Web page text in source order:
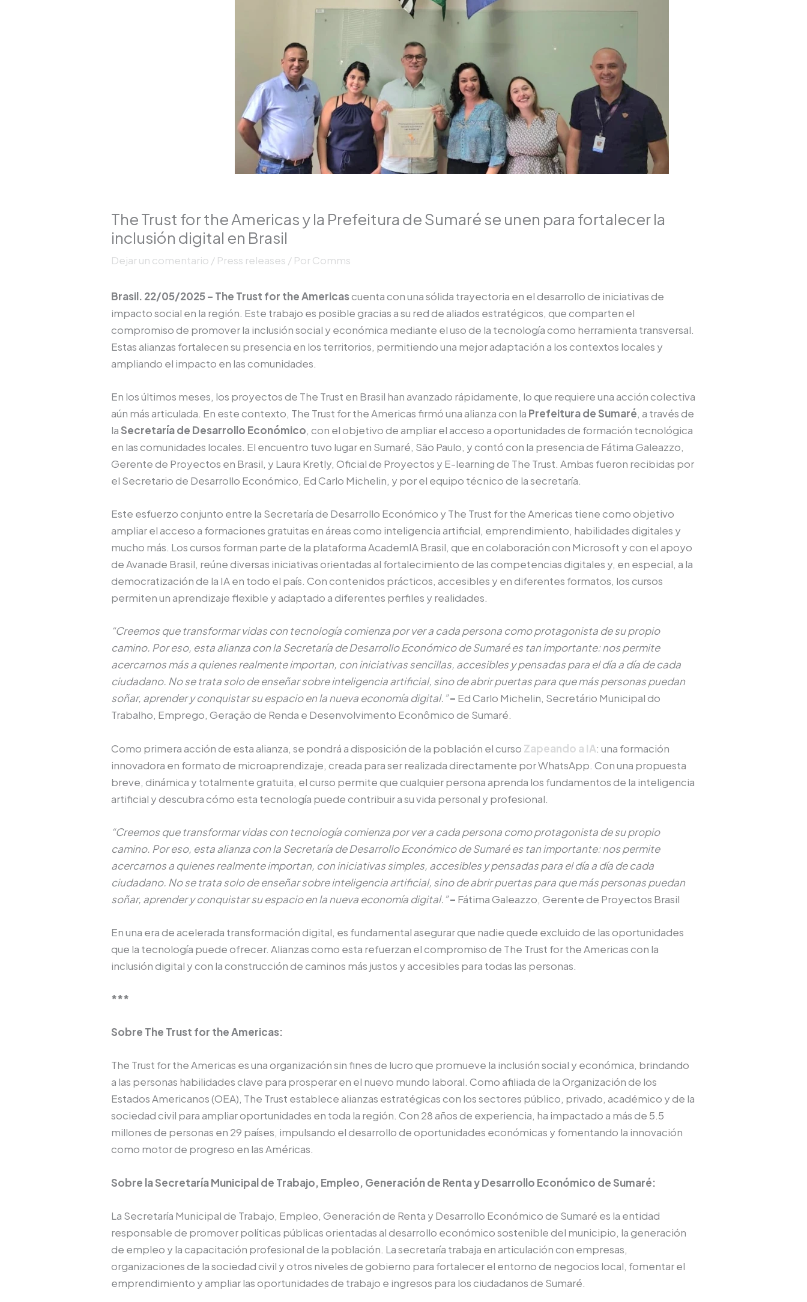
The Trust for the Americas y la Prefeitura de Sumaré se unen para fortalecer la
inclusión digital en Brasil
Dejar un comentario / Press releases / PorComms
Brasil. 22/05/2025 – The Trust for the Americascuenta con una sólida trayectoria en el desarrollo de iniciativas de
impacto social en la región. Este trabajo es posible gracias a su red de aliados estratégicos, que comparten el
compromiso de promover la inclusión social y económica mediante el uso de la tecnología como herramienta transversal.
Estas alianzas fortalecen su presencia en los territorios, permitiendo una mejor adaptación a los contextos locales y
ampliando el impacto en las comunidades.
En los últimos meses, los proyectos de The Trust en Brasil han avanzado rápidamente, lo que requiere una acción colectiva
aún más articulada. En este contexto, The Trust for the Americas firmó una alianza con la Prefeitura de Sumaré, a través de
laSecretaría de Desarrollo Económico, con el objetivo de ampliar el acceso a oportunidades de formación tecnológica
en las comunidades locales. El encuentro tuvo lugar en Sumaré, São Paulo, y contó con la presencia de Fátima Galeazzo,
Gerente de Proyectos en Brasil, y Laura Kretly, Oficial de Proyectos y E-learning de The Trust. Ambas fueron recibidas por
el Secretario de Desarrollo Económico, Ed Carlo Michelin, y por el equipo técnico de la secretaría.
Este esfuerzo conjunto entre la Secretaría de Desarrollo Económico y The Trust for the Americas tiene como objetivo
ampliar el acceso a formaciones gratuitas en áreas como inteligencia artificial, emprendimiento, habilidades digitales y
mucho más. Los cursos forman parte de la plataforma AcademIA Brasil, que en colaboración con Microsoft y con el apoyo
de Avanade Brasil, reúne diversas iniciativas orientadas al fortalecimiento de las competencias digitales y, en especial, a la
democratización de la IA en todo el país. Con contenidos prácticos, accesibles y en diferentes formatos, los cursos
permiten un aprendizaje flexible y adaptado a diferentes perfiles y realidades.
“Creemos que transformar vidas con tecnología comienza por ver a cada persona como protagonista de su propio
camino. Por eso, esta alianza con la Secretaría de Desarrollo Económico de Sumaré es tan importante: nos permite
acercarnos más a quienes realmente importan, con iniciativas sencillas, accesibles y pensadas para el día a día de cada
ciudadano. No se trata solo de enseñar sobre inteligencia artificial, sino de abrir puertas para que más personas puedan
soñar, aprender y conquistar su espacio en la nueva economía digital.”– Ed Carlo Michelin, Secretário Municipal do
Trabalho, Emprego, Geração de Renda e Desenvolvimento Econômico de Sumaré.
Como primera acción de esta alianza, se pondrá a disposición de la población el curso Zapeando a IA: una formación
innovadora en formato de microaprendizaje, creada para ser realizada directamente por WhatsApp. Con una propuesta
breve, dinámica y totalmente gratuita, el curso permite que cualquier persona aprenda los fundamentos de la inteligencia
artificial y descubra cómo esta tecnología puede contribuir a su vida personal y profesional.
“Creemos que transformar vidas con tecnología comienza por ver a cada persona como protagonista de su propio
camino. Por eso, esta alianza con la Secretaría de Desarrollo Económico de Sumaré es tan importante: nos permite
acercarnos a quienes realmente importan, con iniciativas simples, accesibles y pensadas para el día a día de cada
ciudadano. No se trata solo de enseñar sobre inteligencia artificial, sino de abrir puertas para que más personas puedan
soñar, aprender y conquistar su espacio en la nueva economía digital.”– Fátima Galeazzo, Gerente de Proyectos Brasil
En una era de acelerada transformación digital, es fundamental asegurar que nadie quede excluido de las oportunidades
que la tecnología puede ofrecer. Alianzas como esta refuerzan el compromiso de The Trust for the Americas con la
inclusión digital y con la construcción de caminos más justos y accesibles para todas las personas.
***
Sobre The Trust for the Americas:
The Trust for the Americas es una organización sin fines de lucro que promueve la inclusión social y económica, brindando
a las personas habilidades clave para prosperar en el nuevo mundo laboral. Como afiliada de la Organización de los
Estados Americanos (OEA), The Trust establece alianzas estratégicas con los sectores público, privado, académico y de la
sociedad civil para ampliar oportunidades en toda la región. Con 28 años de experiencia, ha impactado a más de 5.5
millones de personas en 29 países, impulsando el desarrollo de oportunidades económicas y fomentando la innovación
como motor de progreso en las Américas.
Sobre la Secretaría Municipal de Trabajo, Empleo, Generación de Renta y Desarrollo Económico de Sumaré:
La Secretaría Municipal de Trabajo, Empleo, Generación de Renta y Desarrollo Económico de Sumaré es la entidad
responsable de promover políticas públicas orientadas al desarrollo económico sostenible del municipio, la generación
de empleo y la capacitación profesional de la población. La secretaría trabaja en articulación con empresas,
organizaciones de la sociedad civil y otros niveles de gobierno para fortalecer el entorno de negocios local, fomentar el
emprendimiento y ampliar las oportunidades de trabajo e ingresos para los ciudadanos de Sumaré.